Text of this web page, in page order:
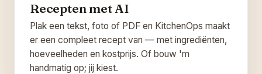
Recepten met AI
Plak een tekst, foto of PDF en KitchenOps maakt
er een compleet recept van — met ingrediënten,
hoeveelheden en kostprijs. Of bouw 'm
handmatig op; jij kiest.